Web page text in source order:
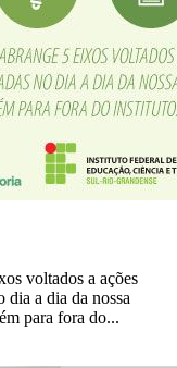
voltados a ações
a dia da nossa
para fora do...